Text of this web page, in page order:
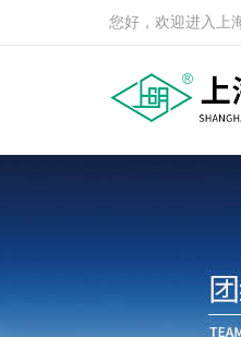
您好，欢迎进入上